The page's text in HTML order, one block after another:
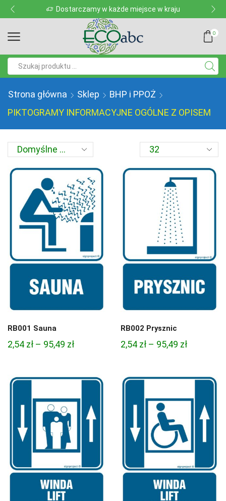
Dostarczamy w każde miejsce w kraju
0
Strona główna Sklep
BHP i PPOŻ
PIKTOGRAMY INFORMACYJNE OGÓLNE Z OPISEM
Produkty
na
stronę
RB001 Sauna
2,54 zł – 95,49 złZakres
2,54 zł
do
95,49 zł
RB002 Prysznic
2,54 zł – 95,49 złZakres
2,54 zł
do
95,49 zł